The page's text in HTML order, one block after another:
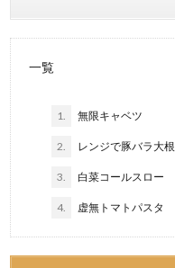
一覧
1. 無限キャベツ
2. レンジで豚バラ大根
3. 白菜コールスロー
4. 虚無トマトパスタ